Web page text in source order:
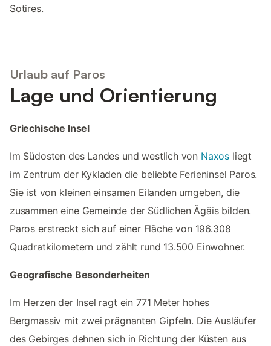
Sotires.
Urlaub auf Paros
Lage und Orientierung
Griechische Insel
Im Südosten des Landes und westlich von Naxos liegt
im Zentrum der Kykladen die beliebte Ferieninsel Paros.
Sie ist von kleinen einsamen Eilanden umgeben, die
zusammen eine Gemeinde der Südlichen Ägäis bilden.
Paros erstreckt sich auf einer Fläche von 196.308
Quadratkilometern und zählt rund 13.500 Einwohner.
Geografische Besonderheiten
Im Herzen der Insel ragt ein 771 Meter hohes
Bergmassiv mit zwei prägnanten Gipfeln. Die Ausläufer
des Gebirges dehnen sich in Richtung der Küsten aus